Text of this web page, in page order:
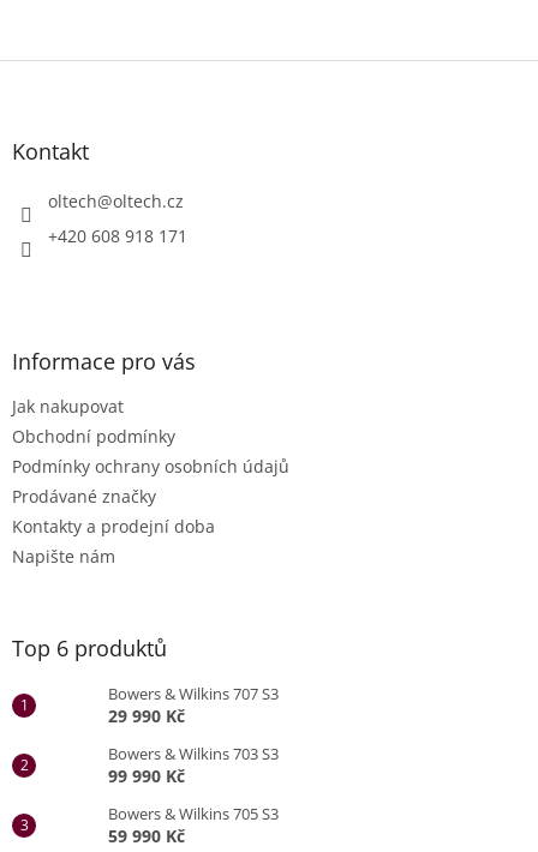
Z
Kontakt
oltech@oltech.cz
+420 608 918 171
Informace pro vás
Jak nakupovat
Obchodní podmínky
Podmínky ochrany osobních údajů
Prodávané značky
Kontakty a prodejní doba
Napište nám
Top 6 produktů
Bowers & Wilkins 707 S3
29 990 Kč
Bowers & Wilkins 703 S3
99 990 Kč
Bowers & Wilkins 705 S3
59 990 Kč